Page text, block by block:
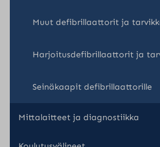
Muut defibrillaattorit ja
Harjoitusdefibrillaattorit ja
Seinäkaapit defibrillaattorille
Mittalaitteet ja diagnostiikka